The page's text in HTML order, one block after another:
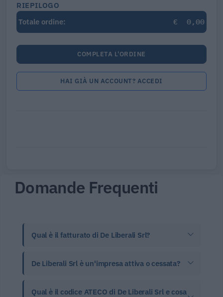
RIEPILOGO
Totale ordine:
€ 0,00
COMPLETA L'ORDINE
HAI GIÀ UN ACCOUNT? ACCEDI
Domande Frequenti
Qual è il fatturato di De Liberali Srl?
De Liberali Srl è un'impresa attiva o cessata?
Qual è il codice ATECO di De Liberali Srl e cosa